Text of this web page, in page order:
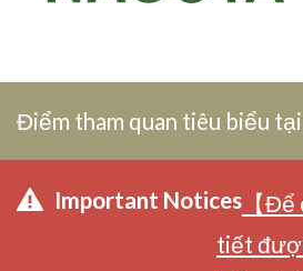
Điểm tham quan tiêu biểu
Important Notices 【
tiết